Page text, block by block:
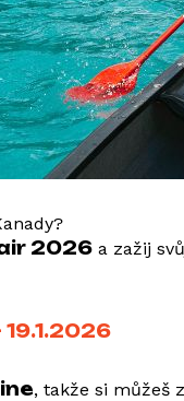
2026 a zažij
19.1.2026
, takže si můžeš